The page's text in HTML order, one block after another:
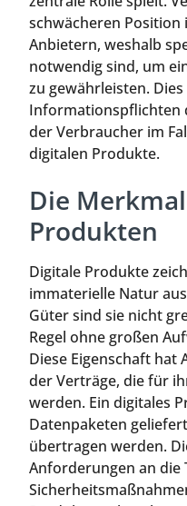
schwächeren Position
Anbietern, weshalb
notwendig sind, um
zu gewährleisten.
Informationspflichten
der Verbraucher im
digitalen Produkte.
Die
Produkten
Digitale Produkte
immaterielle Natur
Güter sind sie nicht
Regel ohne großen
Diese Eigenschaft hat
der Verträge, die für
werden. Ein digitales
Datenpaketen
übertragen werden.
Anforderungen an die